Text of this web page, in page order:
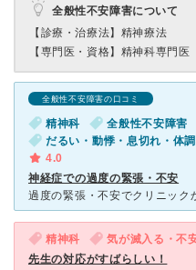
全般性不安障害について
【診療・治療法】 精神療法
【専門医・資格】 精神科専門医
全般性不安障害の口コミ
精神科
全般性不安障害
だるい・動悸・息切れ・体
4.0
神経症での過度の緊張・不安
精神科 気が滅入る・不
先生の対応がすばらしい！